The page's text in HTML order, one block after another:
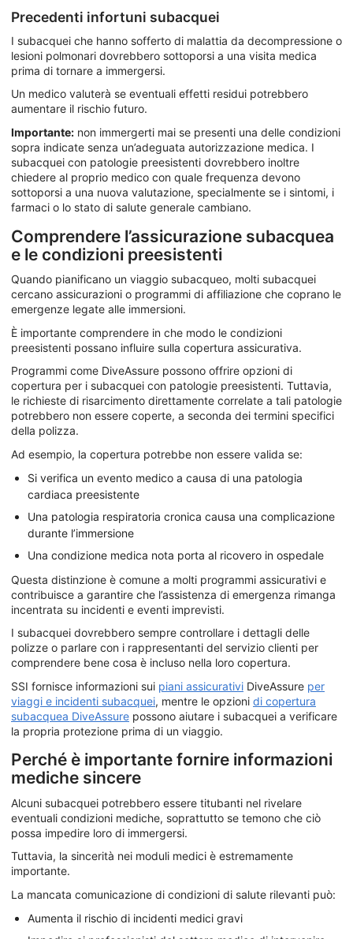
Precedenti infortuni subacquei
I subacquei che hanno sofferto di malattia da decompressione o
lesioni polmonari dovrebbero sottoporsi a una visita medica
prima di tornare a immergersi.
Un medico valuterà se eventuali effetti residui potrebbero
aumentare il rischio futuro.
Importante: non immergerti mai se presenti una delle condizioni
sopra indicate senza un’adeguata autorizzazione medica. I
subacquei con patologie preesistenti dovrebbero inoltre
chiedere al proprio medico con quale frequenza devono
sottoporsi a una nuova valutazione, specialmente se i sintomi, i
farmaci o lo stato di salute generale cambiano.
Comprendere l’assicurazione subacquea
e le condizioni preesistenti
Quando pianificano un viaggio subacqueo, molti subacquei
cercano assicurazioni o programmi di affiliazione che coprano le
emergenze legate alle immersioni.
È importante comprendere in che modo le condizioni
preesistenti possano influire sulla copertura assicurativa.
Programmi come DiveAssure possono offrire opzioni di
copertura per i subacquei con patologie preesistenti. Tuttavia,
le richieste di risarcimento direttamente correlate a tali patologie
potrebbero non essere coperte, a seconda dei termini specifici
della polizza.
Ad esempio, la copertura potrebbe non essere valida se:
Si verifica un evento medico a causa di una patologia
cardiaca preesistente
Una patologia respiratoria cronica causa una complicazione
durante l’immersione
Una condizione medica nota porta al ricovero in ospedale
Questa distinzione è comune a molti programmi assicurativi e
contribuisce a garantire che l’assistenza di emergenza rimanga
incentrata su incidenti e eventi imprevisti.
I subacquei dovrebbero sempre controllare i dettagli delle
polizze o parlare con i rappresentanti del servizio clienti per
comprendere bene cosa è incluso nella loro copertura.
SSI fornisce informazioni sui piani assicurativi DiveAssure per
viaggi e incidenti subacquei, mentre le opzioni di copertura
subacquea DiveAssure possono aiutare i subacquei a verificare
la propria protezione prima di un viaggio.
Perché è importante fornire informazioni
mediche sincere
Alcuni subacquei potrebbero essere titubanti nel rivelare
eventuali condizioni mediche, soprattutto se temono che ciò
possa impedire loro di immergersi.
Tuttavia, la sincerità nei moduli medici è estremamente
importante.
La mancata comunicazione di condizioni di salute rilevanti può:
Aumenta il rischio di incidenti medici gravi